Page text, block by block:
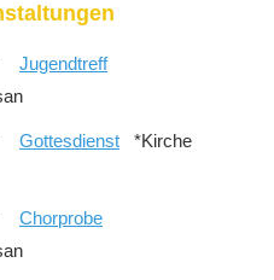
Jugendtreff
Gottesdienst *Kirche
Chorprobe